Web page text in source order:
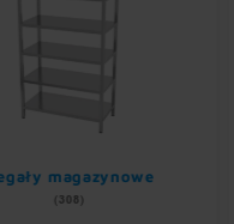
magazynowe